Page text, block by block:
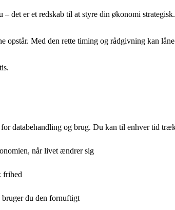
det er et redskab til at styre din økonomi
Med den rette timing og rådgivning kan
databehandling og brug. Du kan til enhver tid
når livet ændrer sig
frihed
bruger du den fornuftigt